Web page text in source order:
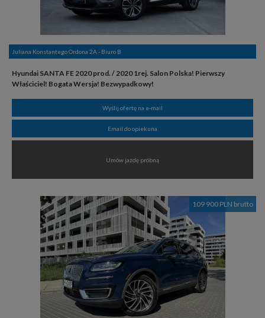
Juliana Konstantego Ordona 2A - Biuro B
Hyundai SANTA FE 2020 prod. / 2020 1rej. Salon Polska! Pierwszy
Właściciel! Bogata Wersja! Bezwypadkowy!
Wyślij ofertę na e-mail
Email do opiekuna
Umów jazdę próbną
109 900 PLN brutto